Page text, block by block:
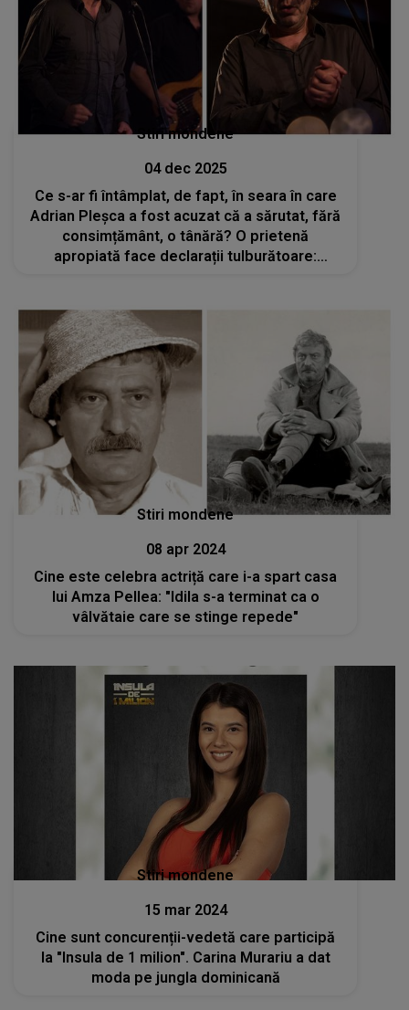
Stiri mondene
04 dec 2025
Ce s-ar fi întâmplat, de fapt, în seara în care
Adrian Pleșca a fost acuzat că a sărutat, fără
consimțământ, o tânără? O prietenă
apropiată face declarații tulburătoare:
Stiri mondene
08 apr 2024
Cine este celebra actriță care i-a spart casa
lui Amza Pellea: "Idila s-a terminat ca o
vâlvătaie care se stinge repede"
Stiri mondene
15 mar 2024
Cine sunt concurenții-vedetă care participă
la "Insula de 1 milion". Carina Murariu a dat
moda pe jungla dominicană